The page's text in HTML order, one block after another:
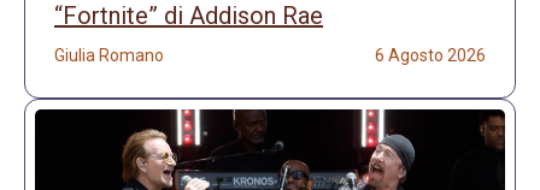
“Fortnite” di Addison Rae
Giulia Romano 6 Agosto 2026